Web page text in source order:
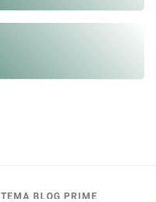
TEMA BLOG PRIME